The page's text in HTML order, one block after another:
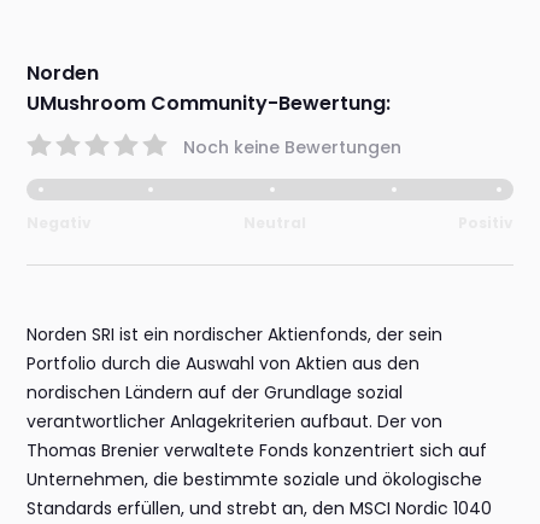
Norden
UMushroom Community-Bewertung:
Noch keine Bewertungen
Norden SRI ist ein nordischer Aktienfonds, der sein
Portfolio durch die Auswahl von Aktien aus den
nordischen Ländern auf der Grundlage sozial
verantwortlicher Anlagekriterien aufbaut. Der von
Thomas Brenier verwaltete Fonds konzentriert sich auf
Unternehmen, die bestimmte soziale und ökologische
Standards erfüllen, und strebt an, den MSCI Nordic 1040